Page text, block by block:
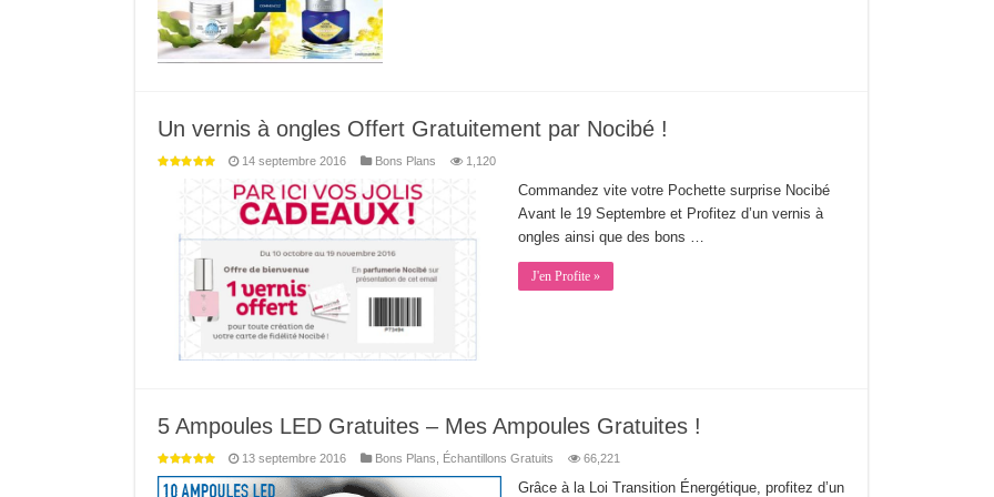
Un vernis à ongles Offert Gratuitement par Nocibé !
14 septembre 2016 Bons Plans 1,120
Commandez vite votre Pochette surprise Nocibé
Avant le 19 Septembre et Profitez d’un vernis à
ongles ainsi que des bons …
J'en Profite »
5 Ampoules LED Gratuites – Mes Ampoules Gratuites !
13 septembre 2016 Bons Plans Échantillons Gratuits 66,221
Grâce à la Loi Transition Énergétique, profitez d’un